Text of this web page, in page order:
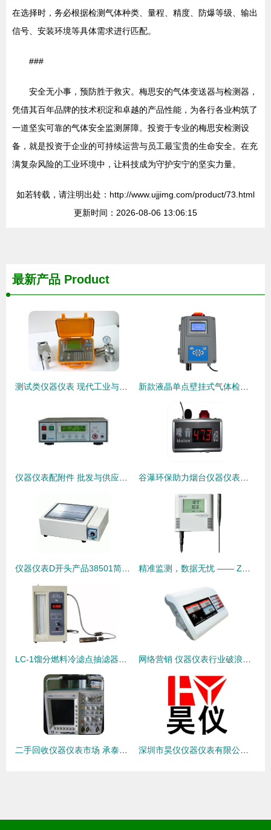
在选择时，务必根据检测气体种类、量程、精度、防爆等级、输出
信号、安装环境等具体需求进行匹配。
###
安全无小事，预防胜于救灾。梅思安的气体变送器与检测器，
凭借其百年品牌的技术积淀和卓越的产品性能，为各行各业构筑了
一道坚实可靠的气体安全监测屏障。投资于专业的梅思安检测设
备，就是投资于企业的可持续运营与员工最宝贵的生命安全。在充
满复杂风险的工业环境中，让科技成为守护安宁的坚实力量。
如若转载，请注明出处：http://www.ujjimg.com/product/73.html
更新时间：2026-08-06 13:06:15
最新产品 Product